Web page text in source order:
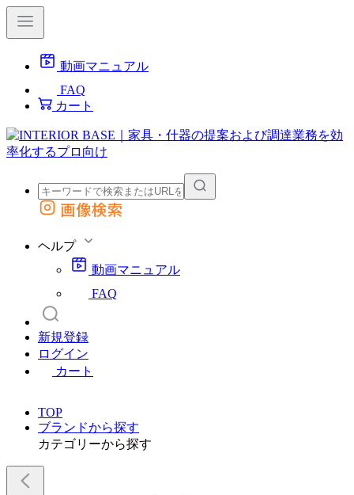
動画マニュアル
FAQ
カート
外部サイトの商品をカートに追加
画像検索
ヘルプ
動画マニュアル
FAQ
新規登録
ログイン
カート
TOP
ブランドから探す
カテゴリーから探す